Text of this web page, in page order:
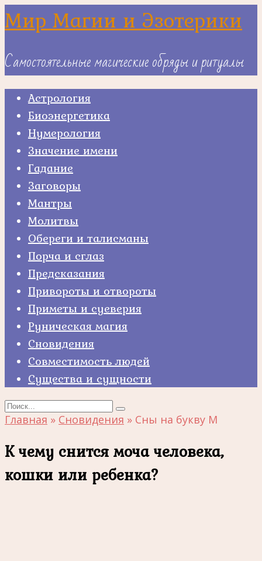
Skip
to
Мир Магии и Эзотерики
Самостоятельные магические обряды и ритуалы
Астрология
Биоэнергетика
Нумерология
Значение имени
Гадание
Заговоры
Мантры
Молитвы
Обереги и талисманы
Порча и сглаз
Предсказания
Привороты и отвороты
Приметы и суеверия
Руническая магия
Сновидения
Совместимость людей
Существа и сущности
Search
for:
Главная » Сновидения » Сны на букву М
К чему снится моча человека,
кошки или ребенка?